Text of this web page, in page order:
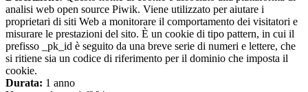
analisi web open source Piwik. Viene utilizzato per aiutare i
proprietari di siti Web a monitorare il comportamento dei visitatori e
misurare le prestazioni del sito. È un cookie di tipo pattern, in cui il
prefisso _pk_id è seguito da una breve serie di numeri e lettere, che
si ritiene sia un codice di riferimento per il dominio che imposta il
cookie.
Durata: 1 anno